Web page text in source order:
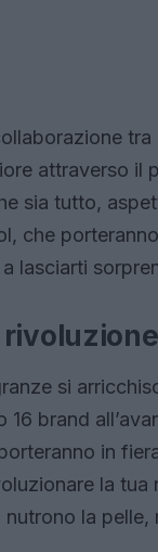
attraverso il
sia tutto,
che
lasciarti
si
16 brand
in
la
la pelle,